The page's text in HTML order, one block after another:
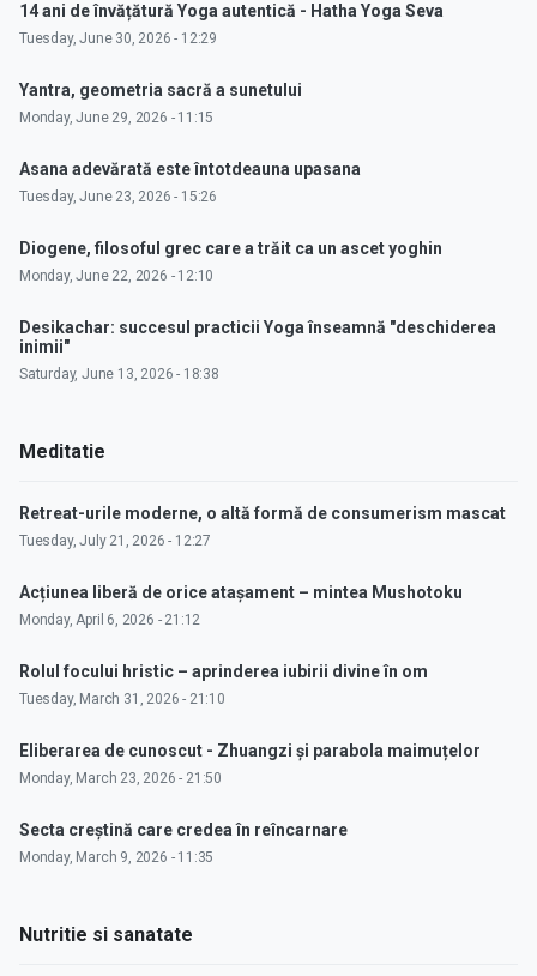
14 ani de învățătură Yoga autentică - Hatha Yoga Seva
Tuesday, June 30, 2026 - 12:29
Yantra, geometria sacră a sunetului
Monday, June 29, 2026 - 11:15
Asana adevărată este întotdeauna upasana
Tuesday, June 23, 2026 - 15:26
Diogene, filosoful grec care a trăit ca un ascet yoghin
Monday, June 22, 2026 - 12:10
Desikachar: succesul practicii Yoga înseamnă "deschiderea
inimii"
Saturday, June 13, 2026 - 18:38
Meditatie
Retreat-urile moderne, o altă formă de consumerism mascat
Tuesday, July 21, 2026 - 12:27
Acțiunea liberă de orice atașament – mintea Mushotoku
Monday, April 6, 2026 - 21:12
Rolul focului hristic – aprinderea iubirii divine în om
Tuesday, March 31, 2026 - 21:10
Eliberarea de cunoscut - Zhuangzi și parabola maimuțelor
Monday, March 23, 2026 - 21:50
Secta creștină care credea în reîncarnare
Monday, March 9, 2026 - 11:35
Nutritie si sanatate